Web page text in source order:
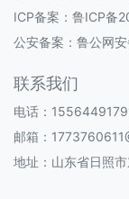
ICP备案： 鲁ICP备
公安备案： 鲁公网
联系我们
电话：
邮箱：
地址：山东省日照